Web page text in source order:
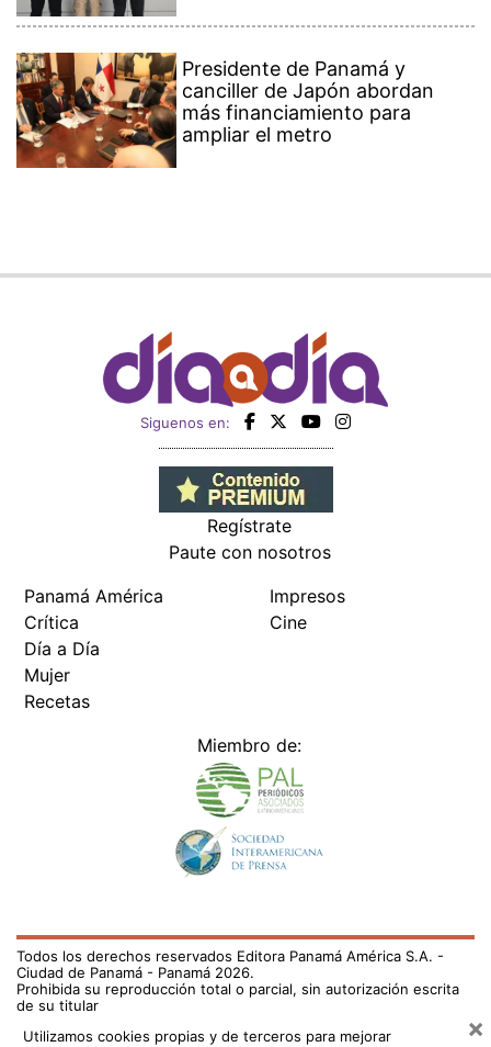
Presidente de Panamá y
canciller de Japón abordan
más financiamiento para
ampliar el metro
Siguenos en:
Regístrate
Paute con nosotros
Panamá América
Crítica
Día a Día
Mujer
Recetas
Impresos
Cine
Miembro de:
Todos los derechos reservados Editora Panamá América S.A. -
Ciudad de Panamá - Panamá 2026.
Prohibida su reproducción total o parcial, sin autorización escrita
de su titular
Utilizamos cookies propias y de terceros para mejorar
×